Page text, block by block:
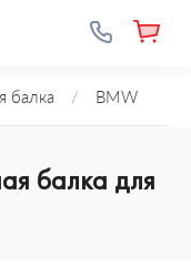
балка / BMW
балка для